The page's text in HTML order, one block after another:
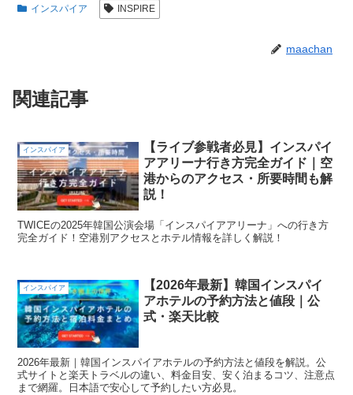
インスパイア INSPIRE
maachan
関連記事
インスパイア
【ライブ参戦者必見】インスパイ
アアリーナ行き方完全ガイド｜空
港からのアクセス・所要時間も解
説！
TWICEの2025年韓国公演会場「インスパイアアリーナ」への行き方
完全ガイド！空港別アクセスとホテル情報を詳しく解説！
インスパイア
【2026年最新】韓国インスパイ
アホテルの予約方法と値段｜公
式・楽天比較
2026年最新｜韓国インスパイアホテルの予約方法と値段を解説。公
式サイトと楽天トラベルの違い、料金目安、安く泊まるコツ、注意点
まで網羅。日本語で安心して予約したい方必見。